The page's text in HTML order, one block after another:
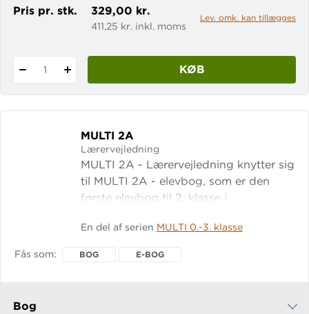
e-bog
Pris pr. stk. 329,00 kr.
411,25 kr. inkl. moms
Lev. omk. kan tillægges
1 KØB
MULTI 2A
Lærervejledning
MULTI 2A - Lærervejledning knytter sig
til MULTI 2A - elevbog, som er den
første elevbog til 2. klasse i
om systemet MULTI 2A -
En del af serien MULTI 0.-3. klasse
Fås som BOG E-BOG
Bog